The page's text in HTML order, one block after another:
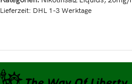
Lieferzeit: DHL 1-3 Werktage